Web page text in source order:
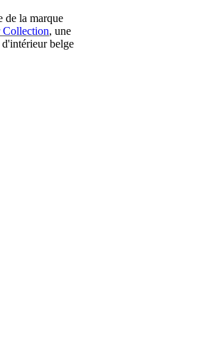
de la marque
Collection, une
belge